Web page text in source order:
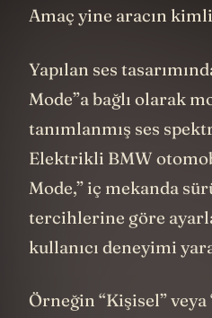
Amaç yine aracın
Yapılan ses
Mode”a bağlı olarak
tanımlanmış ses
Elektrikli BMW
Mode,” iç mekanda
tercihlerine göre
kullanıcı deneyimi
Örneğin “Kişisel”